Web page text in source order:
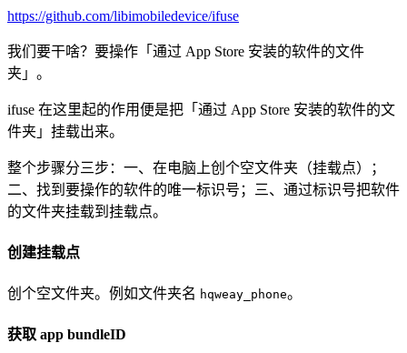
https://github.com/libimobiledevice/ifuse
我们要干啥？要操作「通过 App Store 安装的软件的文件
夹」。
ifuse 在这里起的作用便是把「通过 App Store 安装的软件的文
件夹」挂载出来。
整个步骤分三步：一、在电脑上创个空文件夹（挂载点）；
二、找到要操作的软件的唯一标识号；三、通过标识号把软件
的文件夹挂载到挂载点。
创建挂载点
创个空文件夹。例如文件夹名 hqweay_phone。
获取 app bundleID